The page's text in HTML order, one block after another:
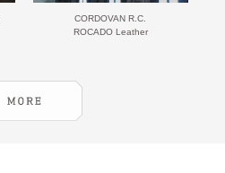
CORDOVAN R.C.
ROCADO Leather